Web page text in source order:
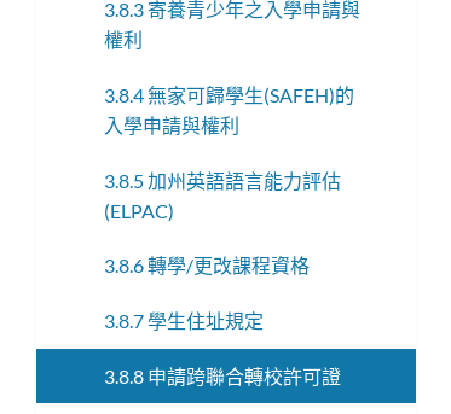
3.8.3 寄養青少年之入學申請與
權利
3.8.4 無家可歸學生(SAFEH)的
入學申請與權利
3.8.5 加州英語語言能力評估
(ELPAC)
3.8.6 轉學/更改課程資格
3.8.7 學生住址規定
3.8.8 申請跨聯合轉校許可證